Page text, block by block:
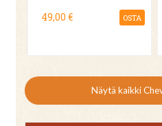
49,00 € OSTA
Näytä kaikki